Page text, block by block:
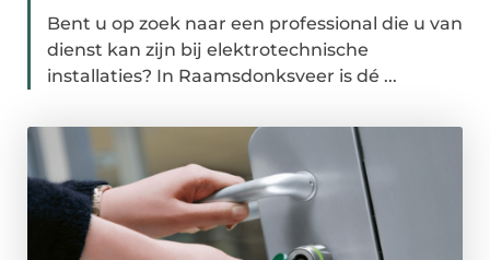
Bent u op zoek naar een professional die u van
dienst kan zijn bij elektrotechnische
installaties? In Raamsdonksveer is dé ...